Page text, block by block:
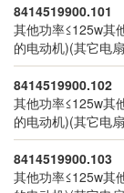
8414519900.101
其他功率≤125w其
的电动机)(其它电
8414519900.102
其他功率≤125w其
的电动机)(其它电
8414519900.103
其他功率≤125w其